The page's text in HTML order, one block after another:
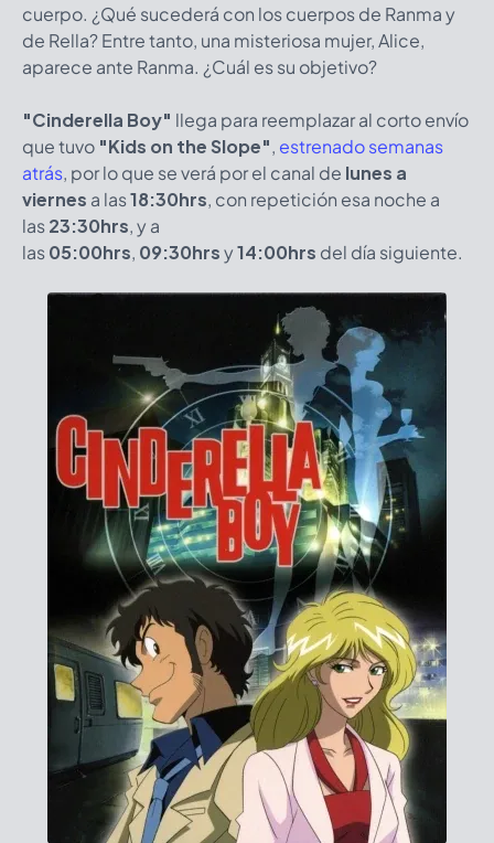
cuerpo. ¿Qué sucederá con los cuerpos de Ranma y
de Rella? Entre tanto, una misteriosa mujer, Alice,
aparece ante Ranma. ¿Cuál es su objetivo?
"Cinderella Boy" llega para reemplazar al corto envío
que tuvo "Kids on the Slope", estrenado semanas
atrás, por lo que se verá por el canal de lunes a
viernes a las18:30hrs, con repetición esa noche a
las23:30hrs, y a
las05:00hrs, 09:30hrsy14:00hrs del día siguiente.